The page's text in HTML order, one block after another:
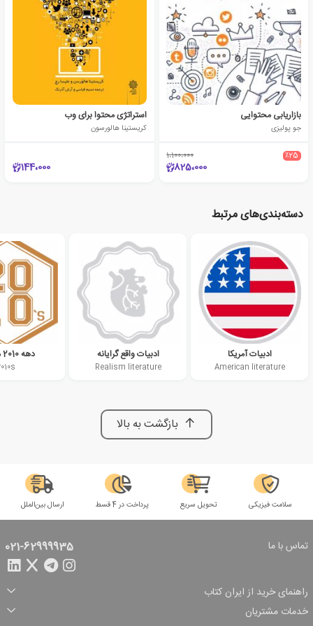
بازاریابی محتوایی
جو پولیزی
٪25 1،100،000
825،000
استراتژی محتوا برای وب
کریستینا هالورسون
144،000
دسته‌بندی‌های مرتبط
ادبیات آمریکا
American literature
ادبیات واقع گرایانه
Realism literature
دهه 2010 میلادی
بازگشت به بالا
سلامت فیزیکی تحویل سریع پرداخت در 4 قسط ارسال بین‌الملل
تماس با ما 021-62999935
راهنمای خرید از ایران کتاب
ثبت سفارش
شرایط ارسال سفارش
شیوه پرداخت
تخفیف‌های خرید
خدمات مشتریان